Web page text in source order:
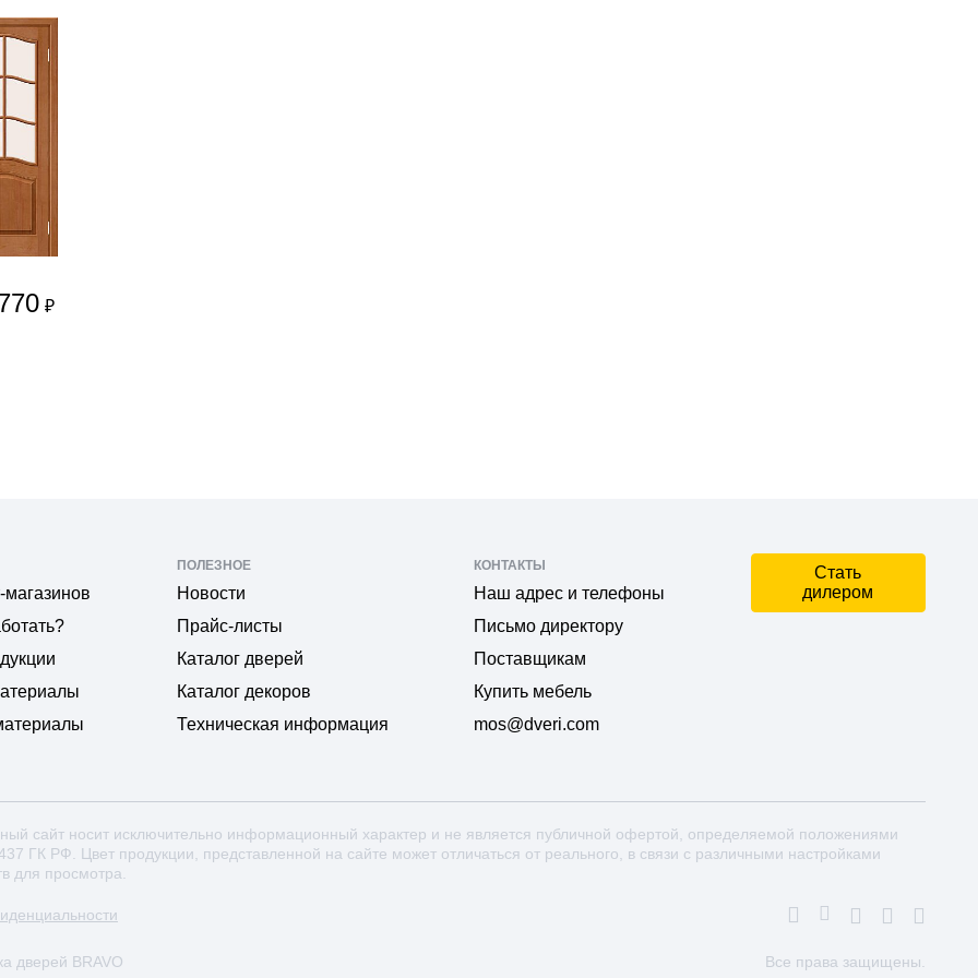
₽
магазинов
ПОЛЕЗНОЕ
Новости
Прайс-листы
Каталог дверей
Каталог декоров
Техническая информация
КОНТАКТЫ
Наш адрес и телефоны
Письмо директору
Поставщикам
Купить мебель
mos@dveri.com
Стать
дилером
сайт носит исключительно информационный характер и не является публичной офертой, определяемой положениями
ГК РФ. Цвет продукции, представленной на сайте может отличаться от реального, в связи с различными настройками
для просмотра.
дверей BRAVO Все права защищены.